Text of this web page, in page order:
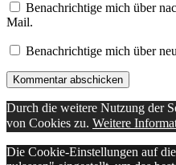
Benachrichtige mich über
Mail.
Benachrichtige mich über
Durch die weitere Nutzung der
von Cookies zu. Weitere
Die Cookie-Einstellungen auf